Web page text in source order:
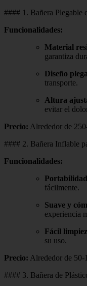
#### 1. Bañera Plegable
Funcionalidades:
Material
garantiza
Diseño
transporte.
Altura
evitar el
Precio: Alrededor de
#### 2. Bañera Inflable
Funcionalidades:
Portabilidad
fácilmente.
Suave y
experiencia
Fácil
su uso.
Precio: Alrededor de
#### 3. Bañera de